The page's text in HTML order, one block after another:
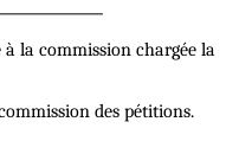
la commission chargée la
des pétitions.